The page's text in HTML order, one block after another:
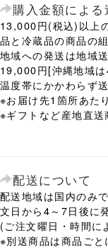
購入金額による
13,000円(税込)以上
品と冷蔵品の商品の
地域への発送は地域
19,000円[沖縄地域
温度帯にかかわらず
※お届け先1箇所あた
※ギフトなど産地直送
配送について
配送地域は国内のみ
文日から4～7日後に
(ご注文曜日・時間に
※別送商品は商品ご